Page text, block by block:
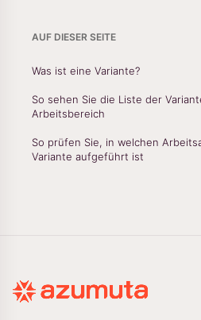
AUF DIESER SEITE
Was ist eine Variante?
So sehen Sie die Liste der
Arbeitsbereich
So prüfen Sie, in welchen
Variante aufgeführt ist